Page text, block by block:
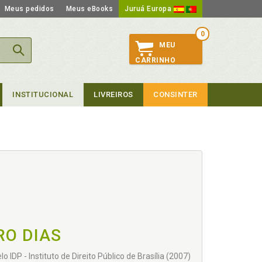
Meus pedidos Meus eBooks Juruá Europa
0
MEU
CARRINHO
INSTITUCIONAL LIVREIROS CONSINTER
DIAS
IDP - Instituto de Direito Público de Brasília (2007)